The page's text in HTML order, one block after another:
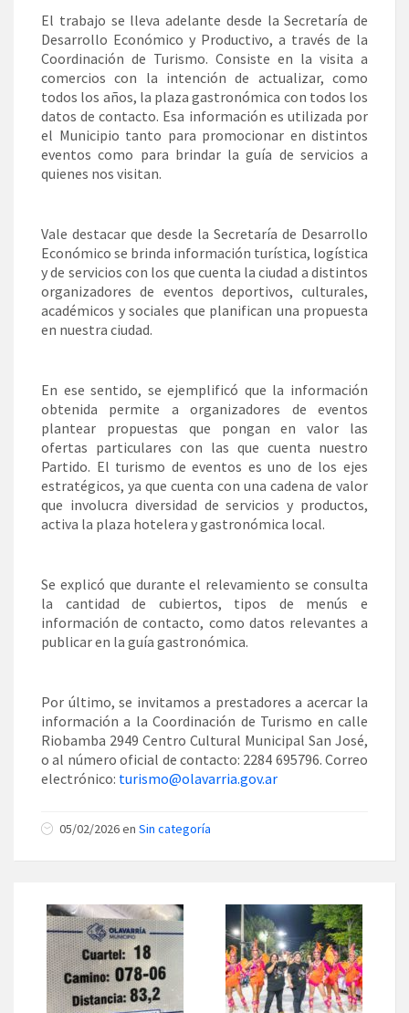
El trabajo se lleva adelante desde la Secretaría de
Desarrollo Económico y Productivo, a través de la
Coordinación de Turismo. Consiste en la visita a
comercios con la intención de actualizar, como
todos los años, la plaza gastronómica con todos los
datos de contacto. Esa información es utilizada por
el Municipio tanto para promocionar en distintos
eventos como para brindar la guía de servicios a
quienes nos visitan.
Vale destacar que desde la Secretaría de Desarrollo
Económico se brinda información turística, logística
y de servicios con los que cuenta la ciudad a distintos
organizadores de eventos deportivos, culturales,
académicos y sociales que planifican una propuesta
en nuestra ciudad.
En ese sentido, se ejemplificó que la información
obtenida permite a organizadores de eventos
plantear propuestas que pongan en valor las
ofertas particulares con las que cuenta nuestro
Partido. El turismo de eventos es uno de los ejes
estratégicos, ya que cuenta con una cadena de valor
que involucra diversidad de servicios y productos,
activa la plaza hotelera y gastronómica local.
Se explicó que durante el relevamiento se consulta
la cantidad de cubiertos, tipos de menús e
información de contacto, como datos relevantes a
publicar en la guía gastronómica.
Por último, se invitamos a prestadores a acercar la
información a la Coordinación de Turismo en calle
Riobamba 2949 Centro Cultural Municipal San José,
o al número oficial de contacto: 2284 695796. Correo
electrónico: turismo@olavarria.gov.ar
05/02/2026 en Sin categoría